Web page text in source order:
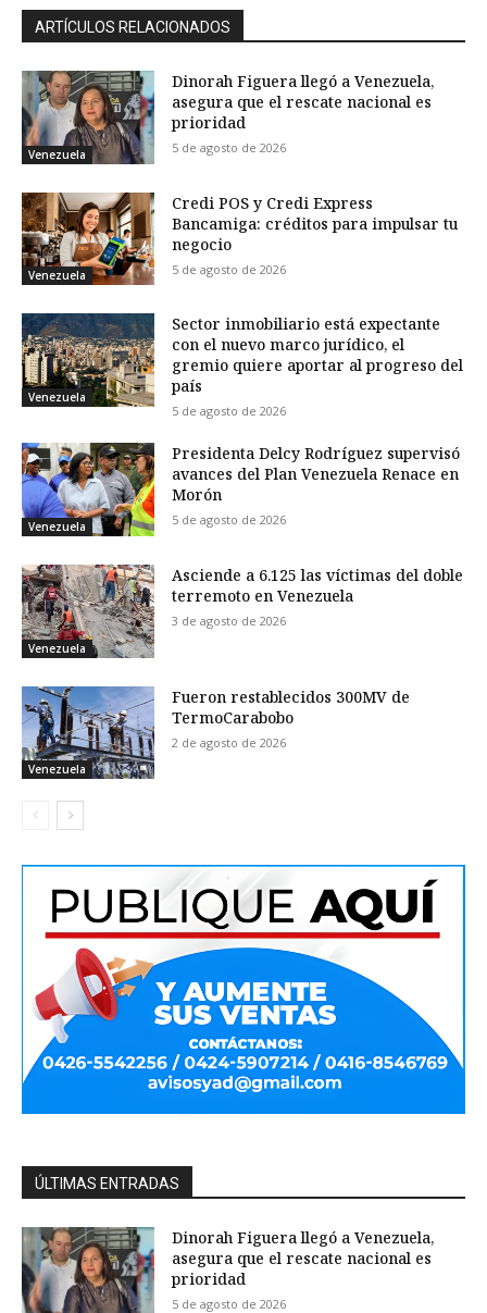
ARTÍCULOS RELACIONADOS
Venezuela
Dinorah Figuera llegó a Venezuela,
asegura que el rescate nacional es
prioridad
5 de agosto de 2026
Venezuela
Credi POS y Credi Express
Bancamiga: créditos para impulsar tu
negocio
5 de agosto de 2026
Venezuela
Sector inmobiliario está expectante
con el nuevo marco jurídico, el
gremio quiere aportar al progreso del
país
5 de agosto de 2026
Venezuela
Presidenta Delcy Rodríguez supervisó
avances del Plan Venezuela Renace en
Morón
5 de agosto de 2026
Venezuela
Asciende a 6.125 las víctimas del doble
terremoto en Venezuela
3 de agosto de 2026
Venezuela
Fueron restablecidos 300MV de
TermoCarabobo
2 de agosto de 2026
ÚLTIMAS ENTRADAS
Dinorah Figuera llegó a Venezuela,
asegura que el rescate nacional es
prioridad
5 de agosto de 2026